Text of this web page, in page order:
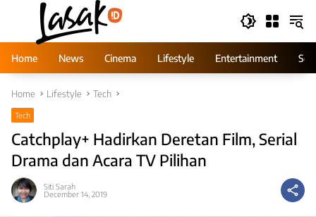
Home
News Cinema Lifestyle Entertainment
Home Lifestyle Tech
Tech
Catchplay+ Hadirkan Deretan Film, Serial
Drama dan Acara TV Pilihan
Siti Sarah
December 14, 2019